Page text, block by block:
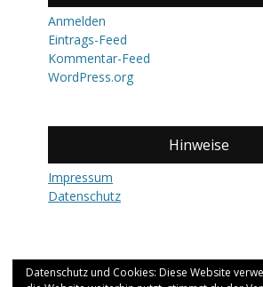
Anmelden
Eintrags-Feed
Kommentar-Feed
WordPress.org
Hinweise
Impressum
Datenschutz
Datenschutz und Cookies: Diese Website